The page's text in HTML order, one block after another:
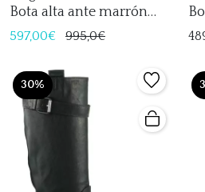
Bota alta ante marrón
para mujer
597,00€ 995,0€
30%